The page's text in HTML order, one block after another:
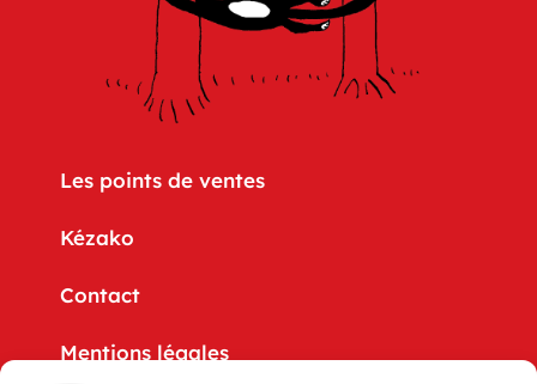
Les points de ventes
Kézako
Contact
Mentions légales